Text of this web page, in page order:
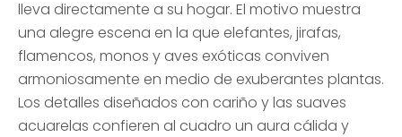
lleva directamente a su hogar. El motivo muestra
una alegre escena en la que elefantes, jirafas,
flamencos, monos y aves exóticas conviven
armoniosamente en medio de exuberantes plantas.
Los detalles diseñados con cariño y las suaves
acuarelas confieren al cuadro un aura cálida y